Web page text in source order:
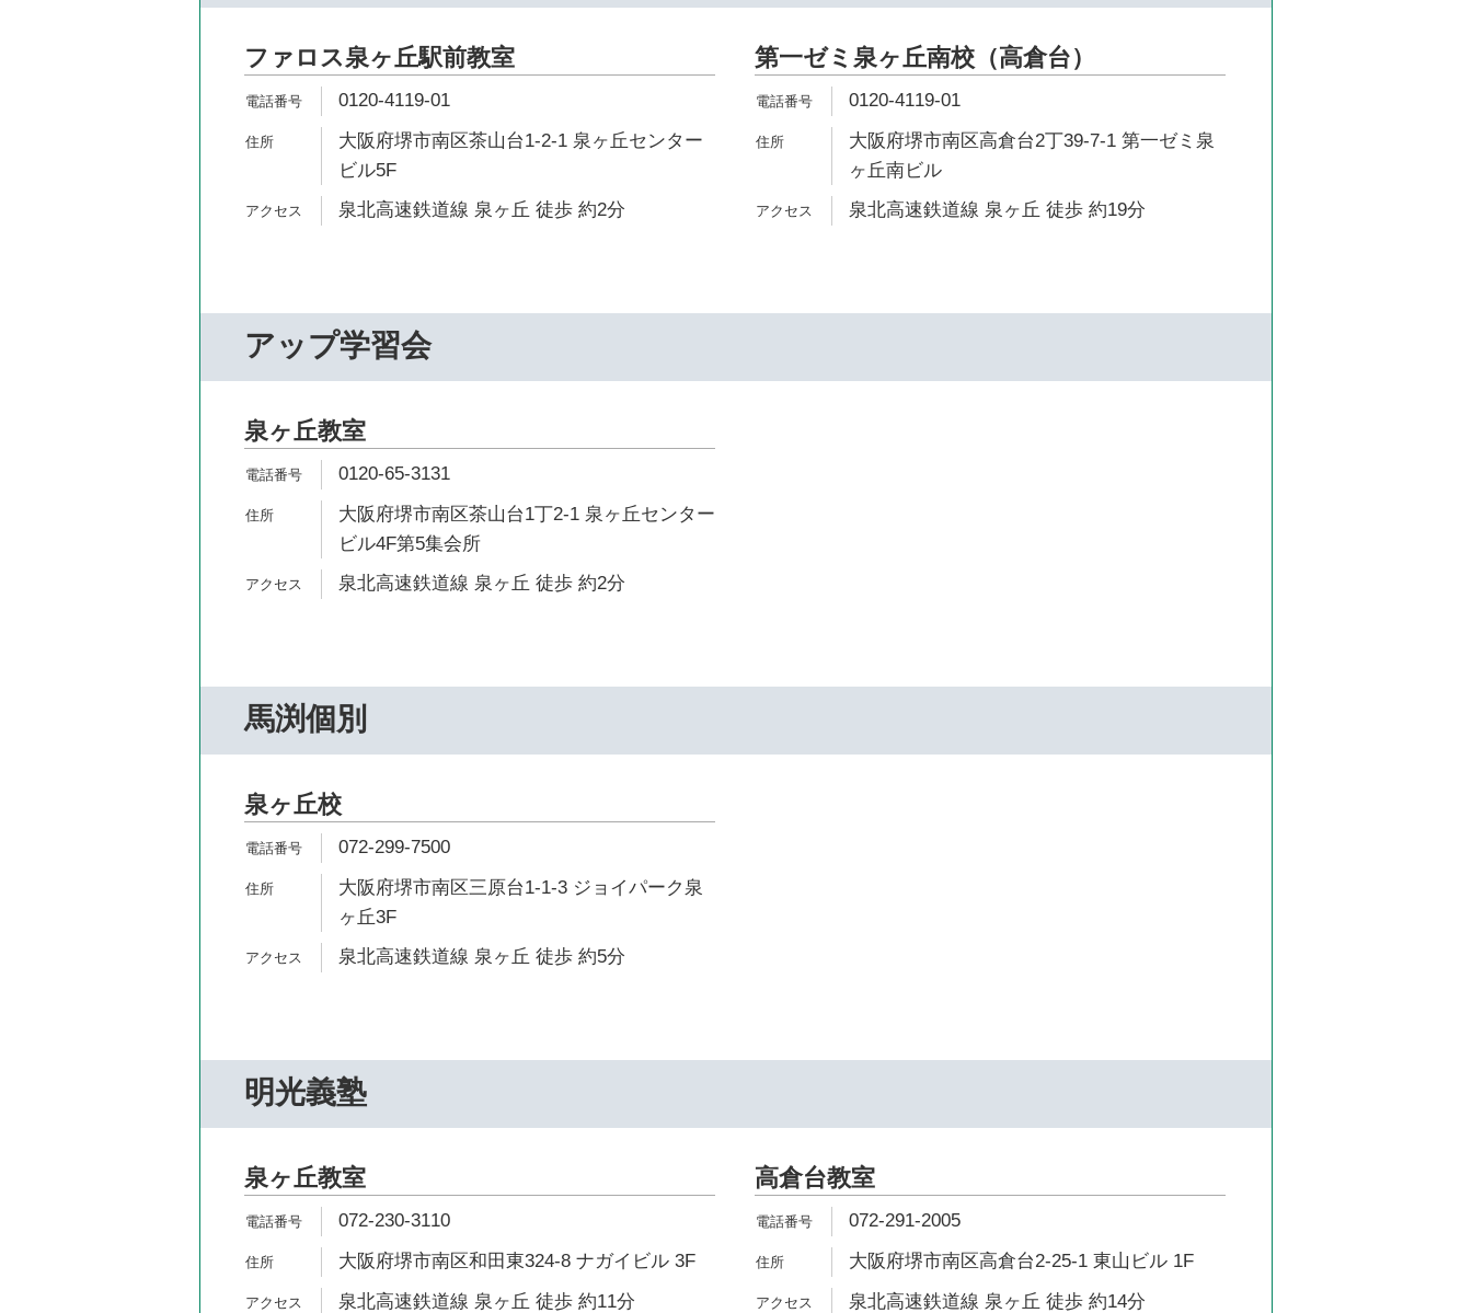
ファロス泉ヶ丘駅前教室
0120-4119-01
大阪府堺市南区茶山台1-2-1 泉ヶ丘センター
ビル5F
泉北高速鉄道線 泉ヶ丘 徒歩 約2分
第一ゼミ泉ヶ丘南校（高倉台）
0120-4119-01
大阪府堺市南区高倉台2丁39-7-1 第一ゼミ泉
ヶ丘南ビル
泉北高速鉄道線 泉ヶ丘 徒歩 約19分
アップ学習会
泉ヶ丘教室
0120-65-3131
大阪府堺市南区茶山台1丁2-1 泉ヶ丘センター
ビル4F第5集会所
泉北高速鉄道線 泉ヶ丘 徒歩 約2分
馬渕個別
泉ヶ丘校
072-299-7500
大阪府堺市南区三原台1-1-3 ジョイパーク泉
ヶ丘3F
泉北高速鉄道線 泉ヶ丘 徒歩 約5分
明光義塾
泉ヶ丘教室
072-230-3110
大阪府堺市南区和田東324-8 ナガイビル 3F
泉北高速鉄道線 泉ヶ丘 徒歩 約11分
高倉台教室
072-291-2005
大阪府堺市南区高倉台2-25-1 東山ビル 1F
泉北高速鉄道線 泉ヶ丘 徒歩 約14分